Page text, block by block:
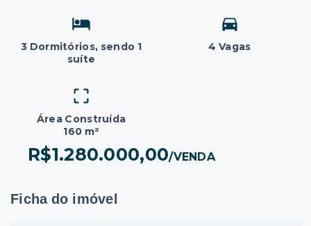
3 Dormitórios, sendo 1
suíte
4 Vagas
Área Construída
160 m²
R$1.280.000,00/VENDA
Ficha do imóvel